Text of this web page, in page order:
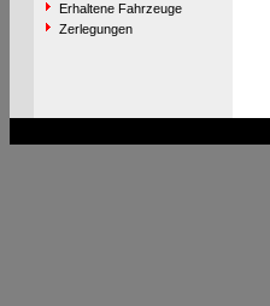
Erhaltene Fahrzeuge
Zerlegungen